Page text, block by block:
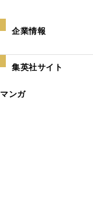
企業情報
集英社サイト
マンガ